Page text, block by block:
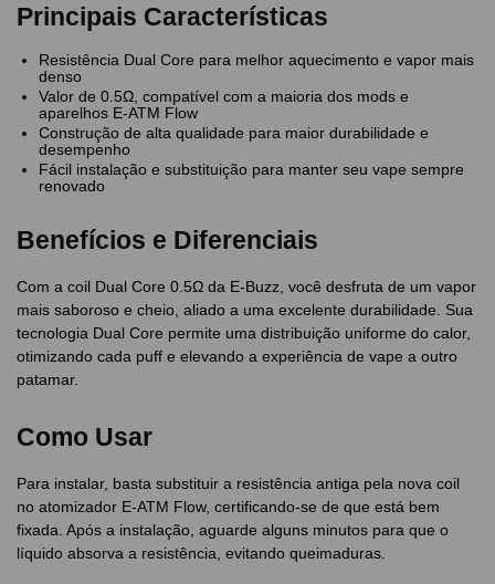
Principais Características
Resistência Dual Core para melhor aquecimento e vapor mais
denso
Valor de 0.5Ω, compatível com a maioria dos mods e
aparelhos E-ATM Flow
Construção de alta qualidade para maior durabilidade e
desempenho
Fácil instalação e substituição para manter seu vape sempre
renovado
Benefícios e Diferenciais
Com a coil Dual Core 0.5Ω da E-Buzz, você desfruta de um vapor
mais saboroso e cheio, aliado a uma excelente durabilidade. Sua
tecnologia Dual Core permite uma distribuição uniforme do calor,
otimizando cada puff e elevando a experiência de vape a outro
patamar.
Como Usar
Para instalar, basta substituir a resistência antiga pela nova coil
no atomizador E-ATM Flow, certificando-se de que está bem
fixada. Após a instalação, aguarde alguns minutos para que o
líquido absorva a resistência, evitando queimaduras.